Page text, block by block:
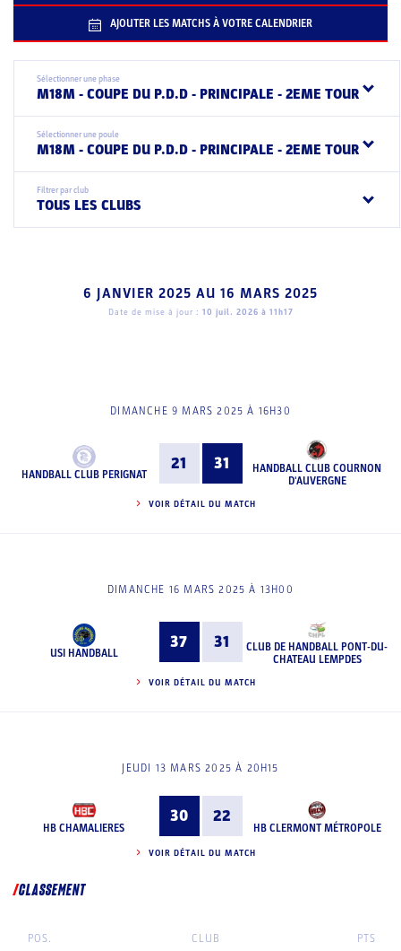
AJOUTER LES MATCHS À VOTRE CALENDRIER
Sélectionner une phase
M18M - COUPE DU P.D.D - PRINCIPALE - 2EME TOUR
Sélectionner une poule
M18M - COUPE DU P.D.D - PRINCIPALE - 2EME TOUR
Filtrer par club
TOUS LES CLUBS
6 JANVIER 2025 AU 16 MARS 2025
Date de mise à jour : 10 juil. 2026 à 11h17
DIMANCHE 9 MARS 2025 À 16H30
HANDBALL CLUB PERIGNAT
21 31
HANDBALL CLUB COURNON
D'AUVERGNE
VOIR DÉTAIL DU MATCH
DIMANCHE 16 MARS 2025 À 13H00
USI HANDBALL
37 31
CLUB DE HANDBALL PONT-DU-
CHATEAU LEMPDES
VOIR DÉTAIL DU MATCH
JEUDI 13 MARS 2025 À 20H15
HB CHAMALIERES
30 22
HB CLERMONT MÉTROPOLE
VOIR DÉTAIL DU MATCH
CLASSEMENT
POS. CLUB PTS